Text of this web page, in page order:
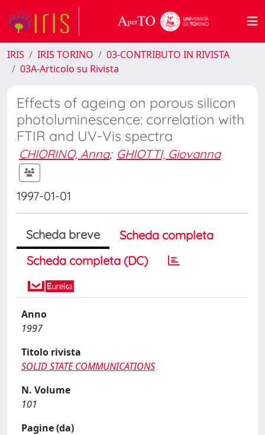
IRIS IRIS TORINO
03-CONTRIBUTO IN RIVISTA
03A-Articolo su Rivista
Effects of ageing on porous silicon
photoluminescence: correlation with
FTIR and UV-Vis spectra
CHIORINO, Anna; GHIOTTI, Giovanna
1997-01-01
Scheda breve
Scheda completa
Scheda completa (DC)
Anno
1997
Titolo rivista
SOLID STATE COMMUNICATIONS
N. Volume
101
Pagine (da)